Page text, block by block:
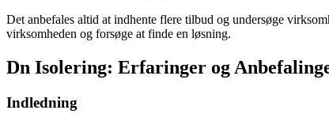
Det anbefales altid at indhente flere tilbud og undersøge
virksomheden og forsøge at finde en løsning.
Dn Isolering: Erfaringer og
Indledning